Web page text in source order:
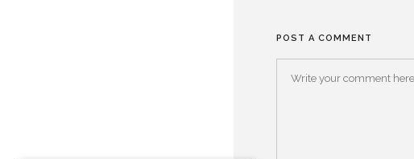
POST A COMMENT